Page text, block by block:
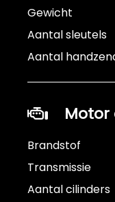
Gewicht
Aantal sleutels
Aantal
Motor
Brandstof
Transmissie
Aantal cilinders